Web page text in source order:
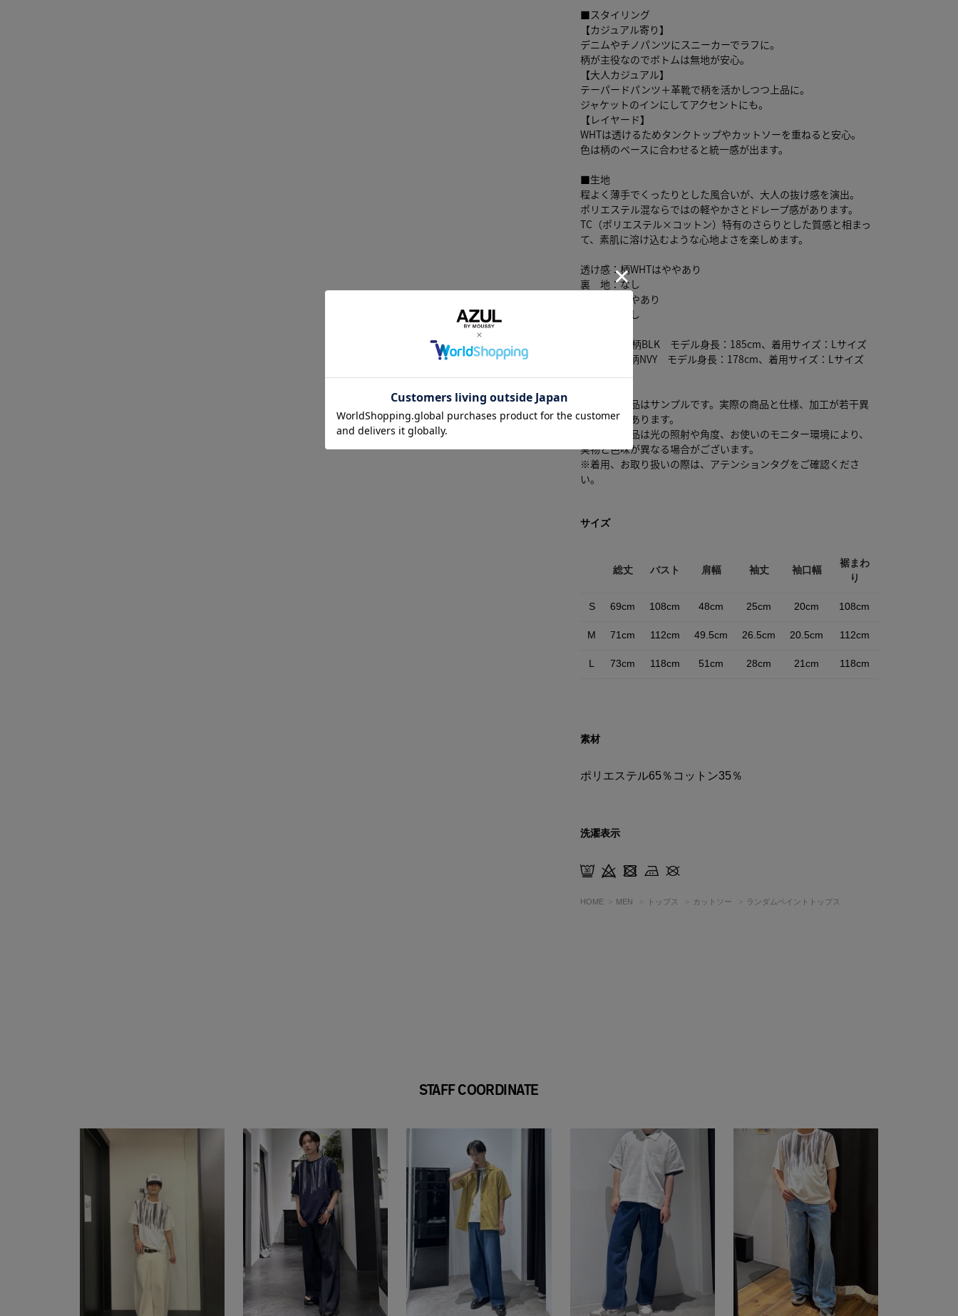
■スタイリング
【カジュアル寄り】
デニムやチノパンツにスニーカーでラフに。
柄が主役なのでボトムは無地が安心。
【大人カジュアル】
テーパードパンツ＋革靴で柄を活かしつつ上品に。
ジャケットのインにしてアクセントにも。
【レイヤード】
WHTは透けるためタンクトップやカットソーを重ねると安心。
色は柄のベースに合わせると統一感が出ます。
■生地
程よく薄手でくったりとした風合いが、大人の抜け感を演出。
ポリエステル混ならではの軽やかさとドレープ感があります。
TC（ポリエステル×コットン）特有のさらりとした質感と相まっ
て、素肌に溶け込むような心地よさを楽しめます。
透け感：柄WHTはややあり
裏 地：なし
伸縮性：ややあり
光沢感：なし
■柄WHT・柄BLK モデル身長：185cm、着用サイズ：Lサイズ
■柄BEG・柄NVY モデル身長：178cm、着用サイズ：Lサイズ
※画像の商品はサンプルです。実際の商品と仕様、加工が若干異
なる場合があります。
※画像の商品は光の照射や角度、お使いのモニター環境により、
実物と色味が異なる場合がございます。
※着用、お取り扱いの際は、アテンションタグをご確認くださ
い。
サイズ
総丈 バスト 肩幅 袖丈 袖口幅
裾まわ
り
S 69cm 108cm 48cm 25cm 20cm 108cm
M 71cm 112cm 49.5cm 26.5cm 20.5cm 112cm
L 73cm 118cm 51cm 28cm 21cm 118cm
素材
ポリエステル65％コットン35％
洗濯表示
HOME MEN トップス カットソー ランダムペイントトップス
STAFF COORDINATE